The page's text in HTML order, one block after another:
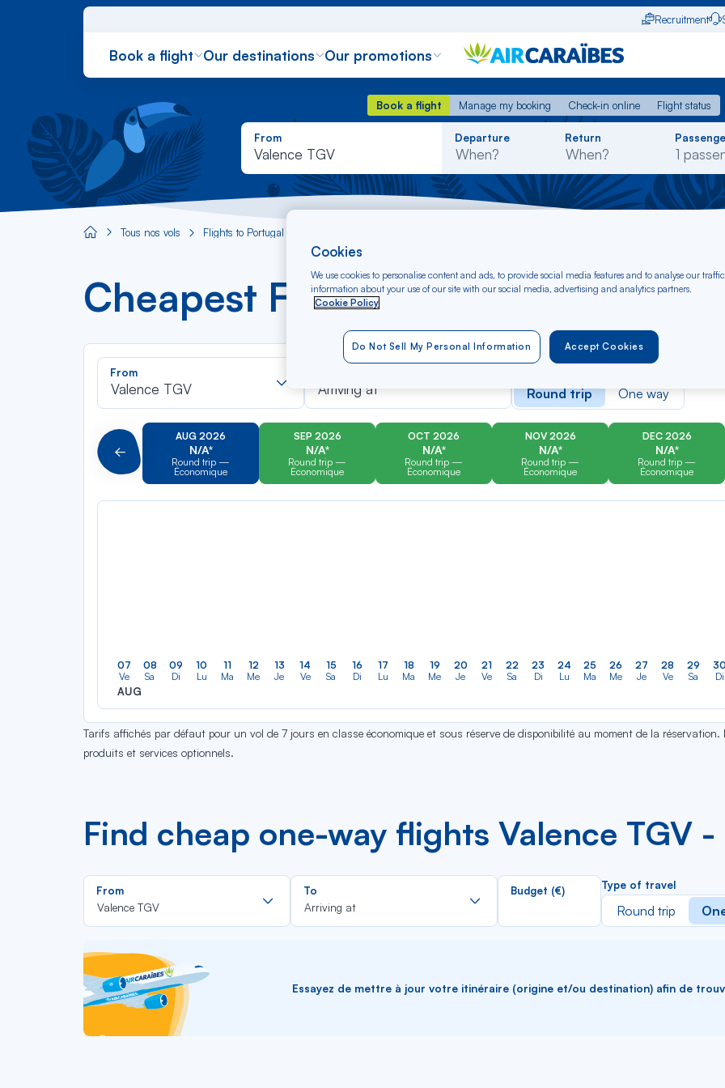
Recruitment
Book a flight Our destinations Our promotions
Book a flight Manage my booking Check-in online
Flight status
Book a flight
Manage my booking Check-in online Flight status
From
Valence TGV
Rechercher
dans
liste
Departure Return
Aircaraibes.com
Tous nos vols Flights to Portugal
Cheapest Flight Valence TGV to
From
Valence TGV
Rechercher
dans
la
liste
Arriving at
Rechercher
dans
la
liste
Type of travel
Round trip One way
Précédent
AUG 2026
N/A*
Round trip —
Économique
SEP 2026
N/A*
Round trip —
Économique
OCT 2026
N/A*
Round trip —
Économique
NOV 2026
N/A*
Round trip —
Économique
DEC 2026
N/A*
Round trip —
Économique
07
Ve
AUG
08
Sa
09
Di
10
Lu
11
Ma
12
Me
13
Je
14
Ve
15
Sa
16
Di
17
Lu
18
Ma
19
Me
20
Je
21
Ve
22
Sa
23
Di
24
Lu
25
Ma
26
Me
27
Je
28
Ve
29
Sa
Di
Tarifs affichés par défaut pour un vol de 7 jours en classe économique et sous réserve de disponibilité au moment de la
produits et services optionnels.
Find cheap one-way flights Valence TGV -
From
Valence TGV
Rechercher
dans
la
To
Arriving at
Rechercher
la
Budget (€) Type of travel
Round trip
Essayez de mettre à jour votre itinéraire (origine et/ou destination) afin de
Cookies
We use cookies to personalise content and ads, to provide social media features and to analyse our
information about your use of our site with our social media, advertising and analytics partners.
Cookie Policy
Accept Cookies
Do Not Sell My Personal Information